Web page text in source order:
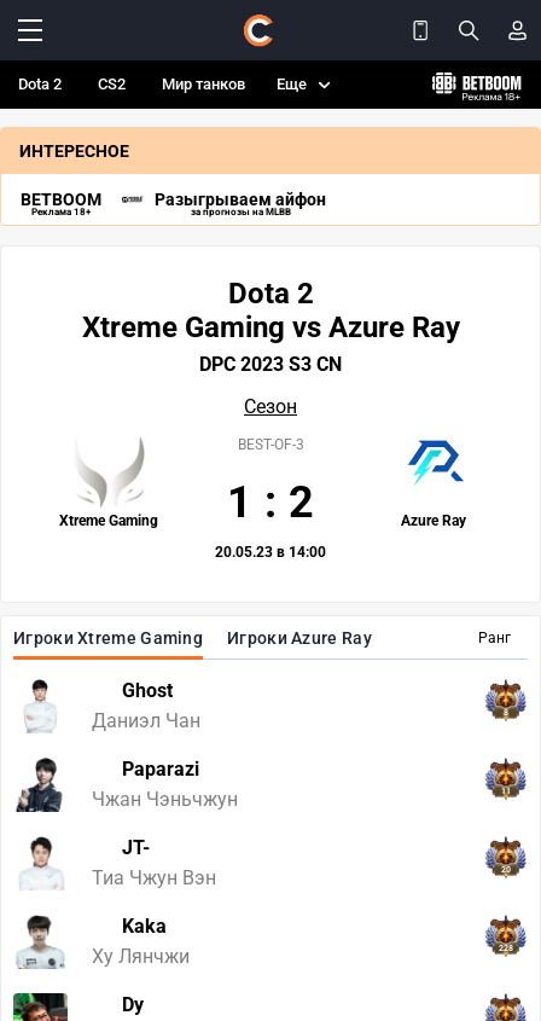
Dota 2 CS2 Мир танков Еще
ИНТЕРЕСНОЕ
BETBOOM
Реклама 18+
Разыгрываем айфон
за прогнозы на MLBB
Ранг
Игроки Xtreme Gaming Игроки Azure Ray
Ghost
Даниэл Чан
8
Paparazi
Чжан Чэньчжун
11
JT-
Тиа Чжун Вэн
20
Kaka
Ху Лянчжи
228
Dy
Dota 2
Xtreme Gaming vs Azure Ray
DPC 2023 S3 CN
Сезон
Xtreme Gaming Azure Ray
BEST-OF-3
1 : 2
20.05.23 в 14:00